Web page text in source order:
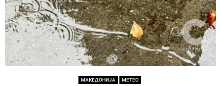
МАКЕДОНИЈА МЕТЕО